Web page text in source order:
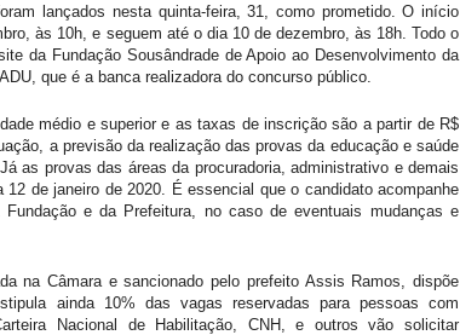
lançados nesta quinta-feira, 31, como prometido. O início
às 10h, e seguem até o dia 10 de dezembro, às 18h. Todo o
site da Fundação Sousândrade de Apoio ao Desenvolvimento da
que é a banca realizadora do concurso público.
médio e superior e as taxas de inscrição são a partir de R$
a previsão da realização das provas da educação e saúde
as provas das áreas da procuradoria, administrativo e demais
de janeiro de 2020. É essencial que o candidato acompanhe
e da Prefeitura, no caso de eventuais mudanças e
na Câmara e sancionado pelo prefeito Assis Ramos, dispõe
ainda 10% das vagas reservadas para pessoas com
Nacional de Habilitação, CNH, e outros vão solicitar